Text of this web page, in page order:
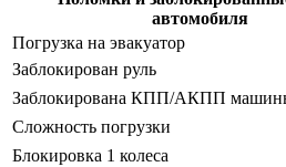
автомобиля
Погрузка на эвакуатор
Заблокирован руль
Заблокирована КПП/АКПП
Сложность погрузки
Блокировка 1 колеса